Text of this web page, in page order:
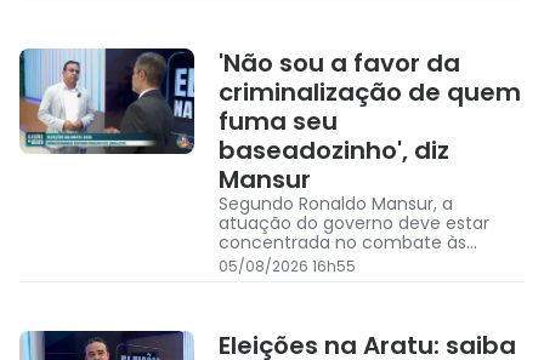
'Não sou a favor da
criminalização de quem
fuma seu
baseadozinho', diz
Mansur
Segundo Ronaldo Mansur, a
atuação do governo deve estar
concentrada no combate às
organizações responsáveis pela
produção dos entorpecentes
05/08/2026 16h55
Eleições na Aratu: saiba